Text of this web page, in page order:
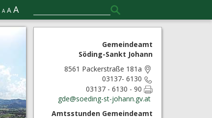
A A A
Gemeindeamt
Söding-Sankt Johann
8561 Packerstraße 181a
03137- 6130
03137 - 6130 - 90
gde@soeding-st-johann.gv.at
Amtsstunden Gemeindeamt